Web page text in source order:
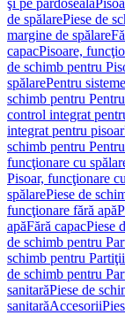
şi pe pardoseală
de spălarePiese de
margine de spălare
capacPisoare,
de schimb pentru
spălarePentru
schimb pentru
control integrat
integrat pentru pisoar
schimb pentru
funcţionare cu
Pisoar, funcţionare
spălarePiese de
funcţionare fără apă
apăFără capacPiese
de schimb pentru
schimb pentru
de schimb pentru
sanitarăPiese de
sanitarăAccesorii